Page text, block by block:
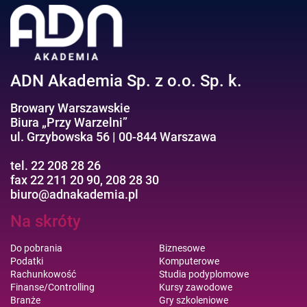
Efektywność osobista//Wellbeing
ADN Akademia Sp. z o.o. Sp. k.
Browary Warszawskie
Biura „Przy Warzelni”
ul. Grzybowska 56 | 00-844 Warszawa
tel. 22 208 28 26
fax 22 211 20 90, 208 28 30
biuro@adnakademia.pl
Na skróty
Do pobrania
Podatki
Rachunkowość
Finanse/Controlling
Branże
Biznesowe
Komputerowe
Studia podyplomowe
Kursy zawodowe
Gry szkoleniowe